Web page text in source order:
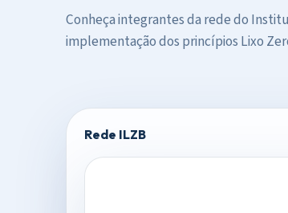
Conheça integrantes da rede do
implementação dos princípios Lixo
Rede ILZB